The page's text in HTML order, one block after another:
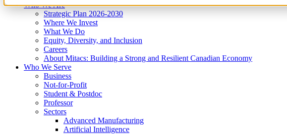
Who We Are
Strategic Plan 2026-2030
Where We Invest
What We Do
Equity, Diversity, and Inclusion
Careers
About Mitacs: Building a Strong and Resilient Canadian Economy
Who We Serve
Business
Not-for-Profit
Student & Postdoc
Professor
Sectors
Advanced Manufacturing
Artificial Intelligence